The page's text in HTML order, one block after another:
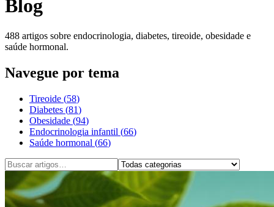
Blog
488 artigos sobre endocrinologia, diabetes, tireoide, obesidade e
saúde hormonal.
Navegue por tema
Tireoide (58)
Diabetes (81)
Obesidade (94)
Endocrinologia infantil (66)
Saúde hormonal (66)